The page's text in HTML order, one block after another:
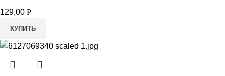
129,00 Р
КУПИТЬ